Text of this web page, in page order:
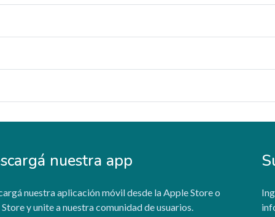
nuestra app
nuestra aplicación móvil desde la Apple Store o
y unite a nuestra comunidad de usuarios.